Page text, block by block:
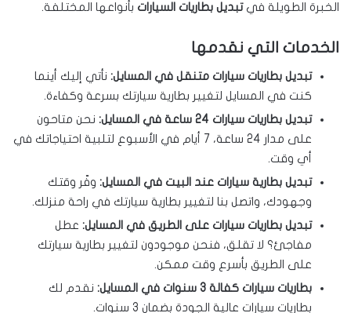
الخبرة الطويلة فيتبديل بطاريات السيارات بأنواعها المختلفة.
الخدمات التي نقدمها
تبديل بطاريات سيارات متنقل في المسايل: نأتي إليك أينما
كنت في المسايل لتغيير بطارية سيارتك بسرعة وكفاءة.
تبديل بطاريات سيارات 24 ساعة في المسايل:
نحن متاحون
على مدار 24 ساعة، 7 أيام في الأسبوع لتلبية احتياجاتك في
أي وقت.
تبديل بطارية سيارات عند البيت في المسايل: وفّر وقتك
وجهودك، واتصل بنا لتغيير بطارية سيارتك في راحة منزلك.
تبديل بطاريات سيارات على الطريق في المسايل: عطل
مفاجئ؟ لا تقلق، فنحن موجودون لتغيير بطارية سيارتك
على الطريق بأسرع وقت ممكن.
بطاريات سيارات كفالة 3 سنوات في المسايل:
نقدم لك
بطاريات سيارات عالية الجودة بضمان 3 سنوات.